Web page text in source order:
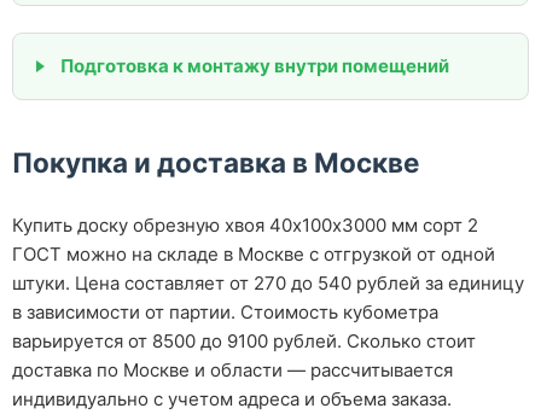
Подготовка к монтажу внутри помещений
Покупка и доставка в Москве
Купить доску обрезную хвоя 40х100х3000 мм сорт 2
ГОСТ можно на складе в Москве с отгрузкой от одной
штуки. Цена составляет от 270 до 540 рублей за единицу
в зависимости от партии. Стоимость кубометра
варьируется от 8500 до 9100 рублей. Сколько стоит
доставка по Москве и области — рассчитывается
индивидуально с учетом адреса и объема заказа.